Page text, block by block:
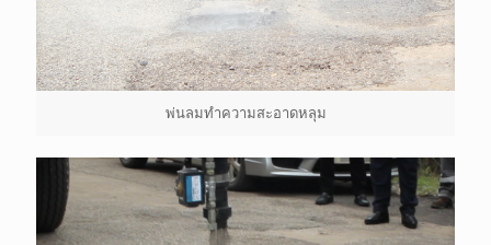
พ่นลมทำความสะอาดหลุม